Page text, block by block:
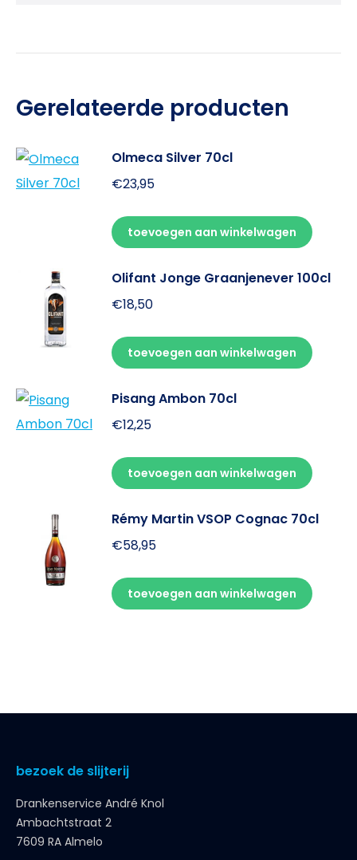
Gerelateerde producten
Olmeca Silver 70cl
€23,95
toevoegen aan winkelwagen
Olifant Jonge Graanjenever 100cl
€18,50
toevoegen aan winkelwagen
Pisang Ambon 70cl
€12,25
toevoegen aan winkelwagen
Rémy Martin VSOP Cognac 70cl
€58,95
toevoegen aan winkelwagen
bezoek de slijterij
Drankenservice André Knol
Ambachtstraat 2
7609 RA Almelo